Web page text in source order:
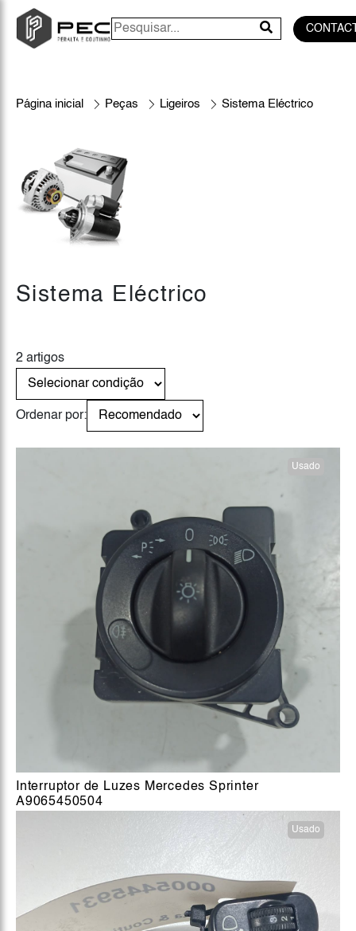
Página inicial Peças Ligeiros Sistema Eléctrico
Sistema Eléctrico
2 artigos
Ordenar por:
Usado
Interruptor de Luzes Mercedes Sprinter
A9065450504
Usado